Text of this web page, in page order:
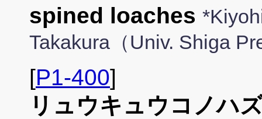
spined loaches
Takakura（Univ. Shiga
[P1-400]
リュウキュウコノハ